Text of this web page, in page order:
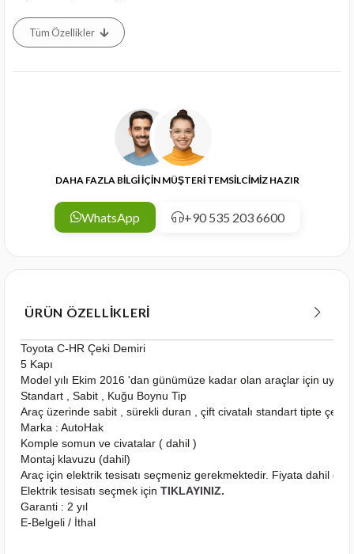
Tüm Özellikler
DAHA FAZLA BİLGİ İÇİN MÜŞTERİ TEMSİLCİMİZ HAZIR
WhatsApp +90 535 203 6600
ÜRÜN ÖZELLIKLERI
Toyota C-HR Çeki Demiri
5 Kapı
Model yılı Ekim 2016 'dan günümüze kadar olan araçlar için
Standart , Sabit , Kuğu Boynu Tip
Araç üzerinde sabit , sürekli duran , çift civatalı standart tipte çeki
Marka : AutoHak
Komple somun ve civatalar ( dahil )
Montaj klavuzu (dahil)
Araç için elektrik tesisatı seçmeniz gerekmektedir. Fiyata dahil
Elektrik tesisatı seçmek için TIKLAYINIZ.
Garanti : 2 yıl
E-Belgeli / İthal